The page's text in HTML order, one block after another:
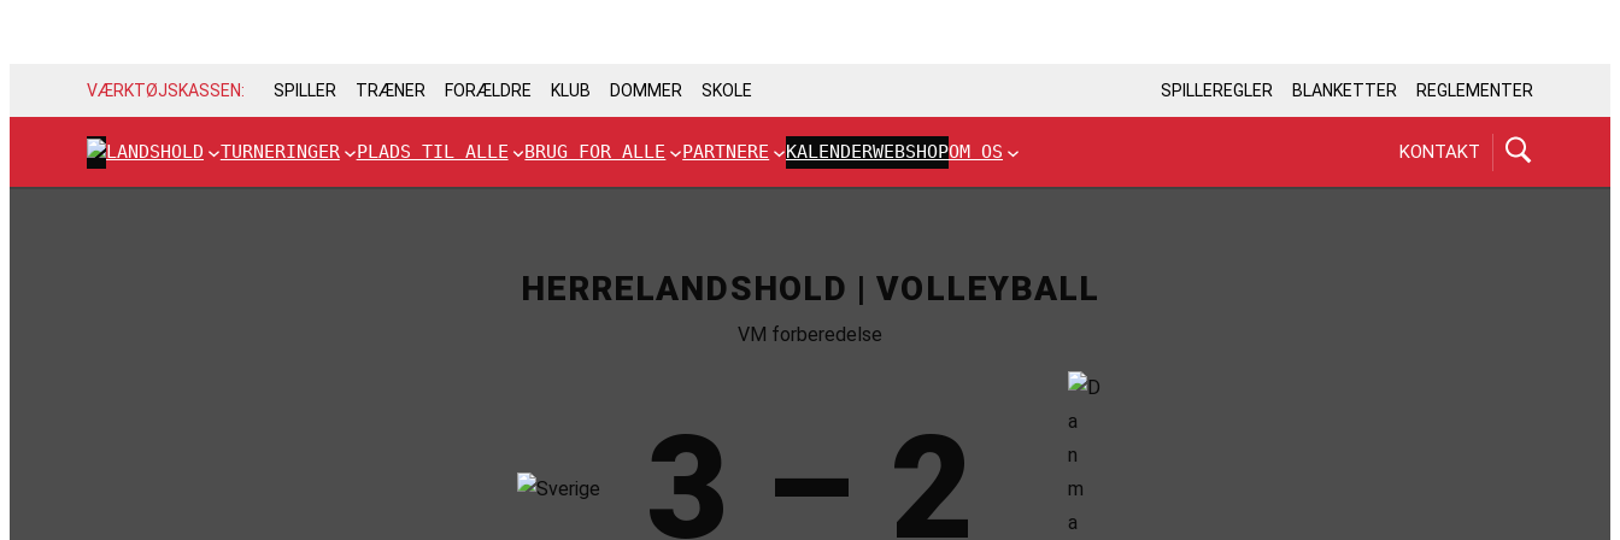
VÆRKTØJSKASSEN: SPILLER TRÆNER FORÆLDRE KLUB DOMMER SKOLE SPILLEREGLER BLANKETTER REGLEMENTER
LANDSHOLD TURNERINGER PLADS TIL ALLE BRUG FOR ALLE PARTNERE KALENDERWEBSHOPOM OS KONTAKT
HERRELANDSHOLD | VOLLEYBALL
VM forberedelse
3 – 2